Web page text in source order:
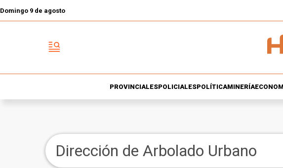
Domingo 9 de agosto
PROVINCIALESPOLICIALESPOLÍTICAMINERÍA
Dirección de Arbolado Urbano